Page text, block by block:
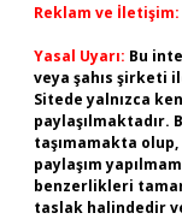
Reklam ve İletişim:
Yasal Uyarı: Bu
veya şahıs şirketi
Sitede yalnızca
taşımamakta
paylaşım
benzerlikleri
taslak halindedir